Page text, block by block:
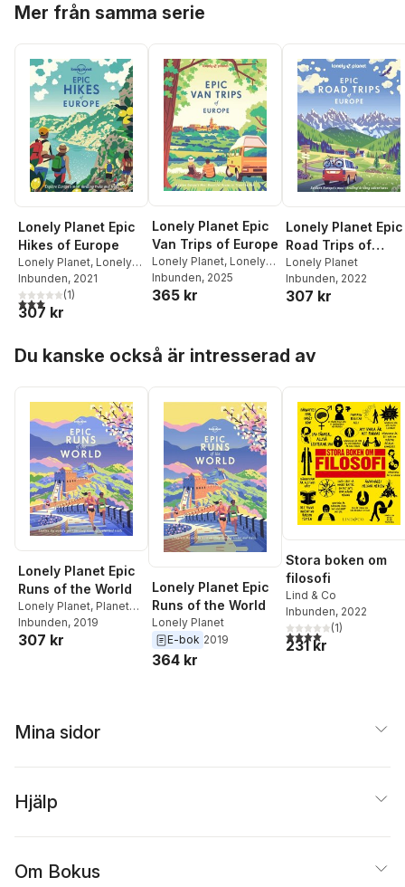
Mer från samma serie
Lonely Planet Epic
Hikes of Europe
Lonely Planet, Lonely
Planet
Inbunden, 2021
3,0utav 5 stjärnor. Totalt antal röster:
(1)
307 kr
Lonely Planet Epic
Van Trips of Europe
Lonely Planet, Lonely
Planet
Inbunden, 2025
365 kr
Lonely Planet Epic
Road Trips of
Europe
Lonely Planet
Inbunden, 2022
307 kr
Du kanske också är intresserad av
Lonely Planet Epic
Runs of the World
Lonely Planet, Planet
Lonely
Inbunden, 2019
307 kr
Lonely Planet Epic
Runs of the World
Lonely Planet
E-bok 2019
364 kr
Stora boken om
filosofi
Lind & Co
Inbunden, 2022
4,0utav 5 stjärnor.
(1)
231 kr
Mina sidor
Hjälp
Om Bokus